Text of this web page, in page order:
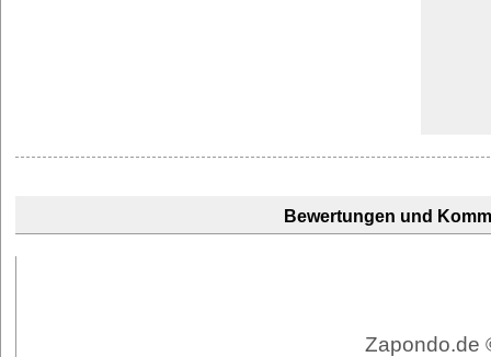
Bewertungen und
Zapondo.de